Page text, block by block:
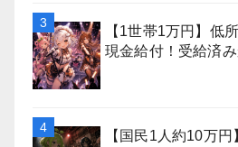
【1世帯1万円】低
現金給付！受給済
【国民1人約10万